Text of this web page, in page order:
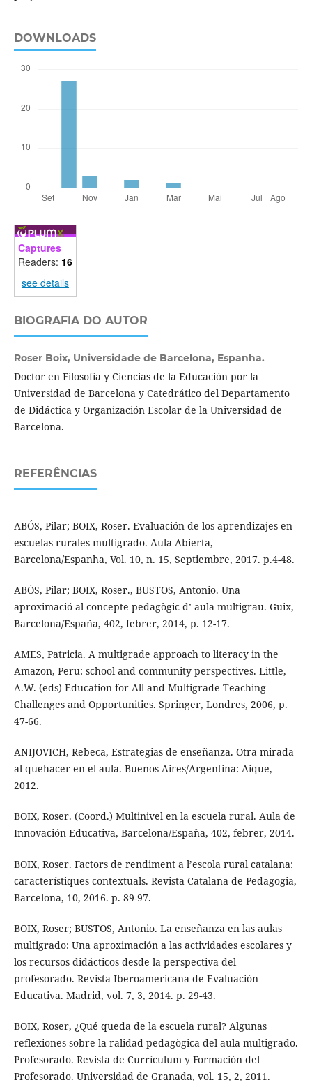
DOWNLOADS
Captures
Readers: 16
see details
BIOGRAFIA DO AUTOR
Roser Boix, Universidade de Barcelona, Espanha.
Doctor en Filosofía y Ciencias de la Educación por la
Universidad de Barcelona y Catedrático del Departamento
de Didáctica y Organización Escolar de la Universidad de
Barcelona.
REFERÊNCIAS
ABÓS, Pilar; BOIX, Roser. Evaluación de los aprendizajes en
escuelas rurales multigrado. Aula Abierta,
Barcelona/Espanha, Vol. 10, n. 15, Septiembre, 2017. p.4-48.
ABÓS, Pilar; BOIX, Roser., BUSTOS, Antonio. Una
aproximació al concepte pedagògic d’ aula multigrau. Guix,
Barcelona/España, 402, febrer, 2014, p. 12-17.
AMES, Patricia. A multigrade approach to literacy in the
Amazon, Peru: school and community perspectives. Little,
A.W. (eds) Education for All and Multigrade Teaching
Challenges and Opportunities. Springer, Londres, 2006, p.
47-66.
ANIJOVICH, Rebeca, Estrategias de enseñanza. Otra mirada
al quehacer en el aula. Buenos Aires/Argentina: Aique,
2012.
BOIX, Roser. (Coord.) Multinivel en la escuela rural. Aula de
Innovación Educativa, Barcelona/España, 402, febrer, 2014.
BOIX, Roser. Factors de rendiment a l’escola rural catalana:
característiques contextuals. Revista Catalana de Pedagogia,
Barcelona, 10, 2016. p. 89-97.
BOIX, Roser; BUSTOS, Antonio. La enseñanza en las aulas
multigrado: Una aproximación a las actividades escolares y
los recursos didácticos desde la perspectiva del
profesorado. Revista Iberoamericana de Evaluación
Educativa. Madrid, vol. 7, 3, 2014. p. 29-43.
BOIX, Roser, ¿Qué queda de la escuela rural? Algunas
reflexiones sobre la ralidad pedagògica del aula multigrado.
Profesorado. Revista de Currículum y Formación del
Profesorado. Universidad de Granada, vol. 15, 2, 2011.